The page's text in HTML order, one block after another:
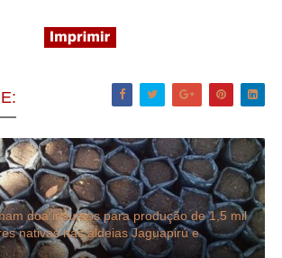
doa insumos para produção de 1,5 mil
nativas nas aldeias Jaguapirú e